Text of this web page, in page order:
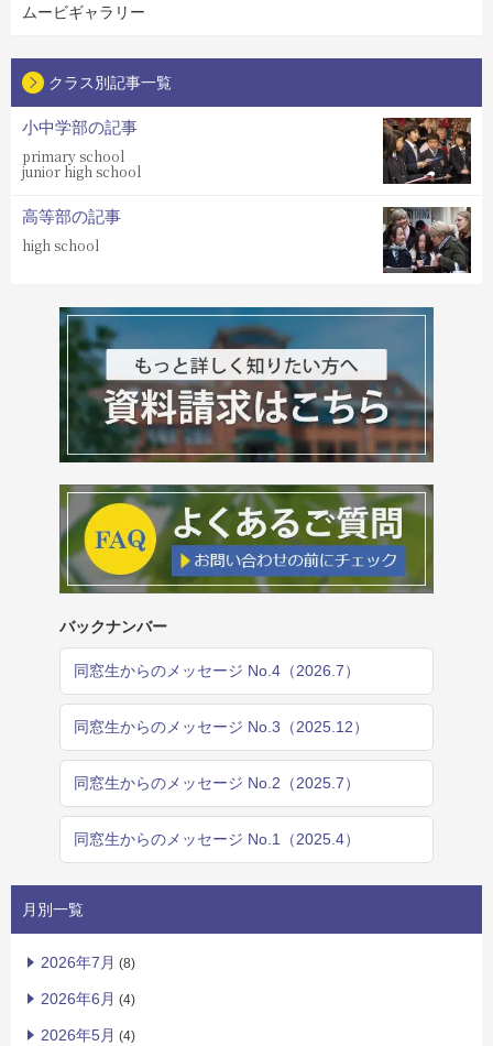
ムービギャラリー
クラス別記事一覧
小中学部の記事
primary school
junior high school
高等部の記事
high school
バックナンバー
同窓生からのメッセージ No.4（2026.7）
同窓生からのメッセージ No.3（2025.12）
同窓生からのメッセージ No.2（2025.7）
同窓生からのメッセージ No.1（2025.4）
月別一覧
2026年7月 (8)
2026年6月 (4)
2026年5月 (4)